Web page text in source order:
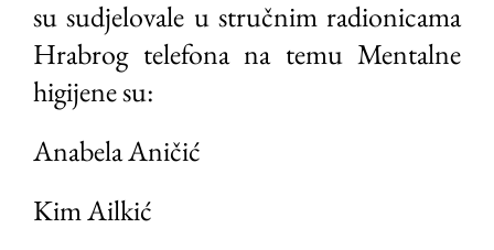
su sudjelovale u stručnim radionicama
Hrabrog telefona na temu Mentalne
higijene su:
Anabela Aničić
Kim Ailkić